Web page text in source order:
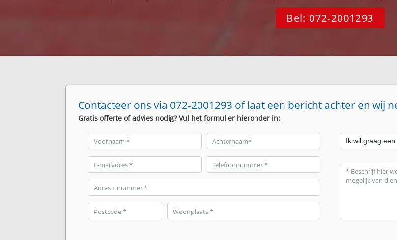
Bel: 072-2001293
Contacteer ons via 072-2001293 of laat een bericht achter en wij
Gratis offerte of advies nodig? Vul het formulier hieronder in: